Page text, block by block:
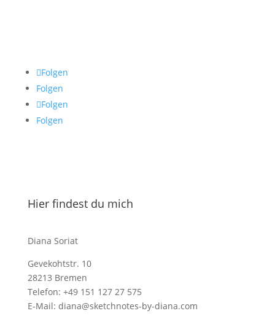
Folgen
Folgen
Folgen
Folgen
Hier findest du mich
Diana Soriat
Gevekohtstr. 10
28213 Bremen
Telefon: +49 151 127 27 575
E-Mail: diana@sketchnotes-by-diana.com